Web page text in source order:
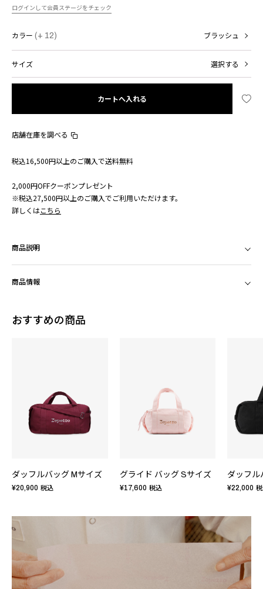
ログインして会員ステージをチェック
カラー (+ 12) ブラッシュ
サイズ 選択する
カートへ入れる
店舗在庫を調べる
税込16,500円以上のご購入で送料無料
2,000円OFFクーポンプレゼント
※税込27,500円以上のご購入でご利用いただけます。
詳しくはこちら
商品説明
商品情報
おすすめの商品
ダッフルバッグ Mサイズ
¥20,900 税込
グライド バッグ Sサイズ
¥17,600 税込
ダッフル
¥22,000